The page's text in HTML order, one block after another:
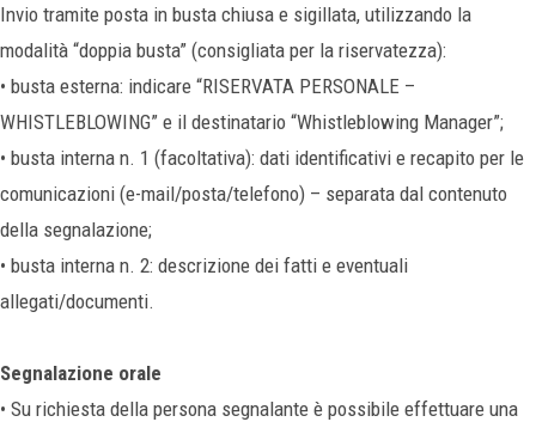
Invio tramite posta in busta chiusa e sigillata, utilizzando la
modalità “doppia busta” (consigliata per la riservatezza):
• busta esterna: indicare “RISERVATA PERSONALE –
WHISTLEBLOWING” e il destinatario “Whistleblowing Manager”;
• busta interna n. 1 (facoltativa): dati identificativi e recapito per le
comunicazioni (e-mail/posta/telefono) – separata dal contenuto
della segnalazione;
• busta interna n. 2: descrizione dei fatti e eventuali
allegati/documenti.
Segnalazione orale
• Su richiesta della persona segnalante è possibile effettuare una